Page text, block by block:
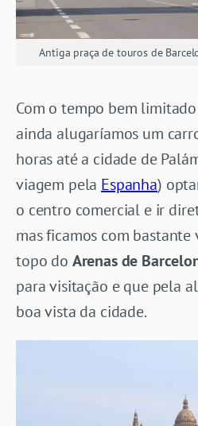
Antiga praça de touros de
Com o tempo bem
ainda alugaríamos um
horas até a cidade de
viagem pela Espanha)
o centro comercial e ir
mas ficamos com
topo do Arenas de
para visitação e que pela
boa vista da cidade.